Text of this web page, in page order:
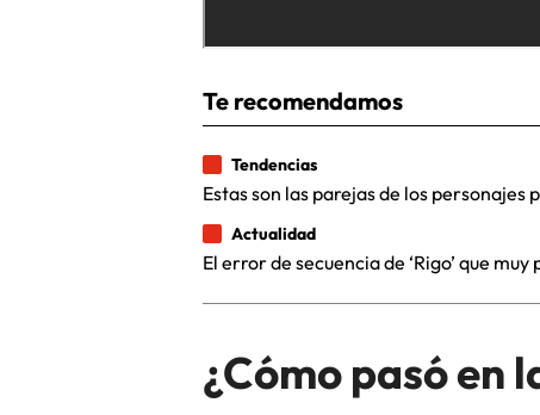
Te recomendamos
Tendencias
Estas son las parejas de los
Actualidad
El error de secuencia de ‘Rigo’ que
¿Cómo pasó en